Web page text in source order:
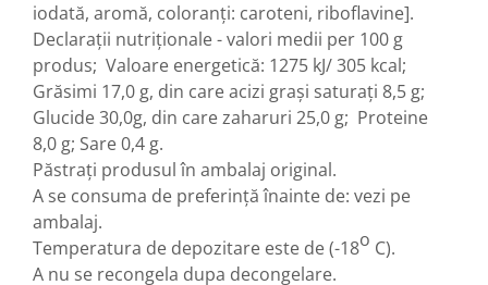
Baton Cookie congelat
Cheesecake congelat
Horeca
Faina Profesionala
Fursecuri vrac
Congelate brutarie
Cadouri
Pachete Cadou
Cozonac Wine Collection
Vinuri Casa Isarescu
iodată, aromă, coloranți: caroteni, riboflavine].
Declarații nutriționale - valori medii per 100 g
produs; Valoare energetică: 1275 kJ/ 305 kcal;
Grăsimi 17,0 g, din care acizi grași saturați 8,5 g;
Glucide 30,0g, din care zaharuri 25,0 g; Proteine
8,0 g; Sare 0,4 g.
Păstraţi produsul în ambalaj original.
A se consuma de preferință înainte de: vezi pe
ambalaj.
Temperatura de depozitare este de (-18o C).
A nu se recongela dupa decongelare.